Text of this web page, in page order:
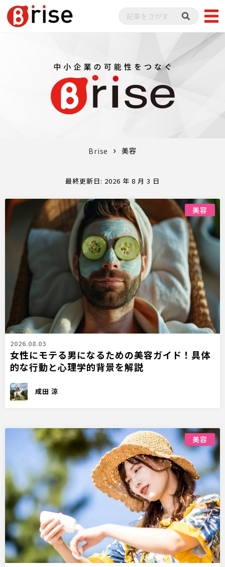
Brise 美容
最終更新日: 2026 年 8 月 3 日
美容
2026.08.03
女性にモテる男になるための美容ガイド！具体
的な行動と心理学的背景を解説
成田 涼
美容